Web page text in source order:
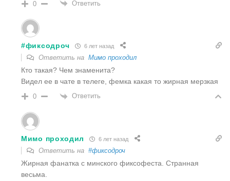
0 Ответить
#фиксодроч 6 лет назад
Ответить на Мимо проходил
Кто такая? Чем знаменита?
Видел ее в чате в телеге, фемка какая то жирная мерзкая
0 Ответить
Мимо проходил 6 лет назад
Ответить на #фиксодроч
Жирная фанатка с минского фиксофеста. Странная
весьма.